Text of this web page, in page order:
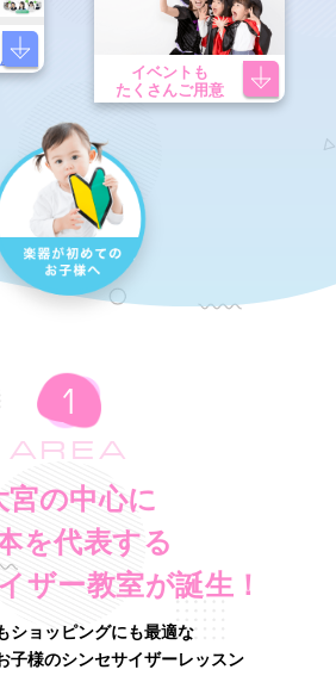
イベントも
たくさんご用意
AREA
宮の中心に
を代表する
ザー教室が誕生！
ショッピングにも最適な
子様のシンセサイザーレッスン